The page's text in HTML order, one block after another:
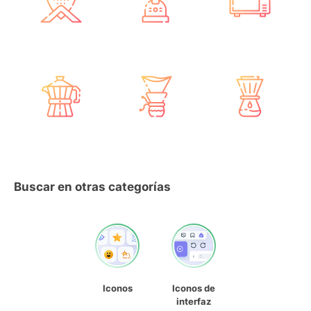
Buscar en otras categorías
Iconos
Iconos de
interfaz